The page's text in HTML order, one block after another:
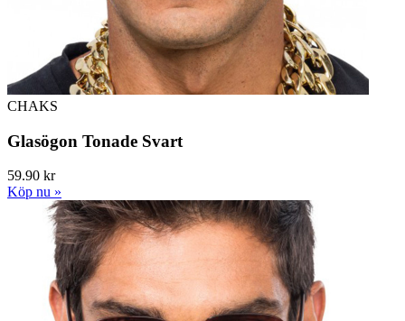
CHAKS
Glasögon Tonade Svart
59.90 kr
Köp nu »